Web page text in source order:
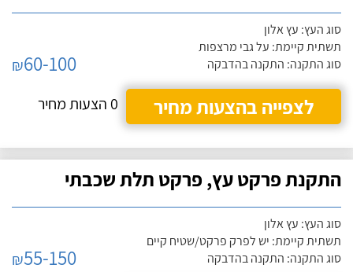
סוג העץ: עץ אלון
תשתית קיימת: על גבי מרצפות
סוג התקנה: התקנה בהדבקה
₪60-100
לצפייה בהצעות מחיר
0 הצעות מחיר
התקנת פרקט עץ, פרקט תלת שכבתי
סוג העץ: עץ אלון
תשתית קיימת: יש לפרק פרקט/שטיח קיים
סוג התקנה: התקנה בהדבקה
₪55-150